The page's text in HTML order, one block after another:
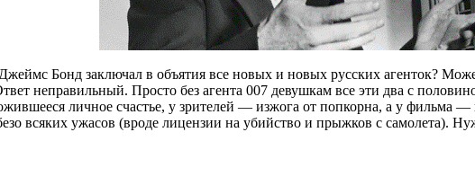
Бонд заключал в объятия все новых и новых русских агенток?
неправильный. Просто без агента 007 девушкам все эти два с
личное счастье, у зрителей — изжога от попкорна, а у фильма
всяких ужасов (вроде лицензии на убийство и прыжков с самолета).